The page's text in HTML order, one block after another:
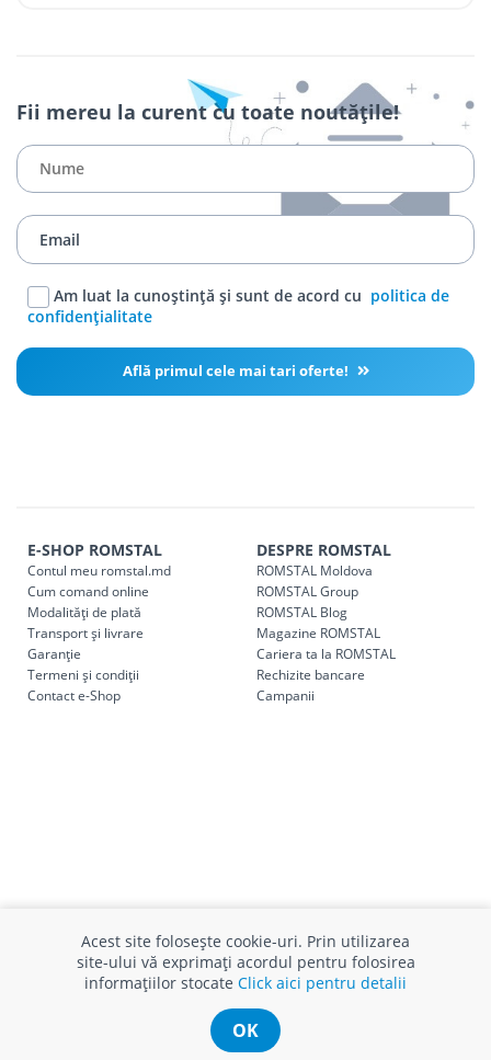
Fii mereu la curent cu toate noutățile!
Am luat la cunoștință și sunt de acord cu politica de
confidențialitate
Află primul cele mai tari oferte!
E-SHOP ROMSTAL
Contul meu romstal.md
Cum comand online
Modalități de plată
Transport și livrare
Garanție
Termeni și condiții
Contact e-Shop
DESPRE ROMSTAL
ROMSTAL Moldova
ROMSTAL Group
ROMSTAL Blog
Magazine ROMSTAL
Cariera ta la ROMSTAL
Rechizite bancare
Campanii
INFO CONSUMATOR
Prelucrarea datelor cu caracter
SUPORT CLIENȚI
Relații clienți
Finanțare in rate
Părerea ta contează!
Schimb și retur produse
Intrebări frecvente
Service
Acest site folosește cookie-uri. Prin utilizarea
site-ului vă exprimați acordul pentru folosirea
informațiilor stocate Click aici pentru detalii
OK